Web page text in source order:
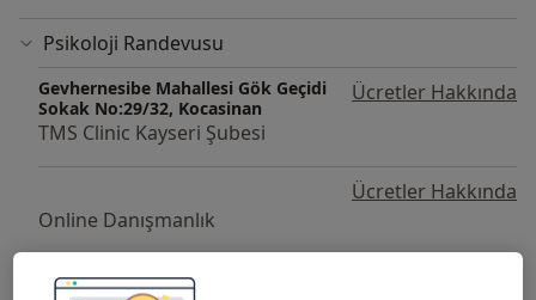
Psikoloji Randevusu
Gevhernesibe Mahallesi Gök Geçidi
Sokak No:29/32, Kocasinan
Ücretler Hakkında
TMS Clinic Kayseri Şubesi
Ücretler Hakkında
Online Danışmanlık
Diğer Hizmetler